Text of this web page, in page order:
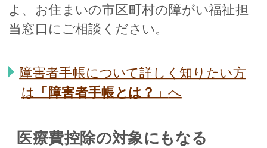
よ、お住まいの市区町村の障がい福祉担
当窓口にご相談ください。
障害者手帳について詳しく知りたい方
は
「障害者手帳とは？」へ
医療費控除の対象にもなる